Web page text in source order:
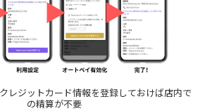
レジットカード情報を登録しておけば店内で
の精算が不要